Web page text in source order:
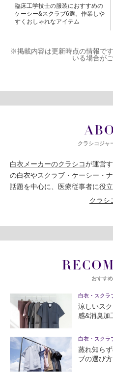
臨床工学技士の服装におすすめの
ケーシー&スクラブ6選。作業しや
すくおしゃれなアイテム
※掲載内容は更新時点の情報で
いる場合が
クラシコジャ
白衣メーカーのクラシコが運営
の白衣やスクラブ・ケーシー・
話題を中心に、医療従事者に役
クラシ
おすす
白衣・スクラ
涼しいス
感&消臭加
白衣・スクラ
蒸れ知ら
ブの選び